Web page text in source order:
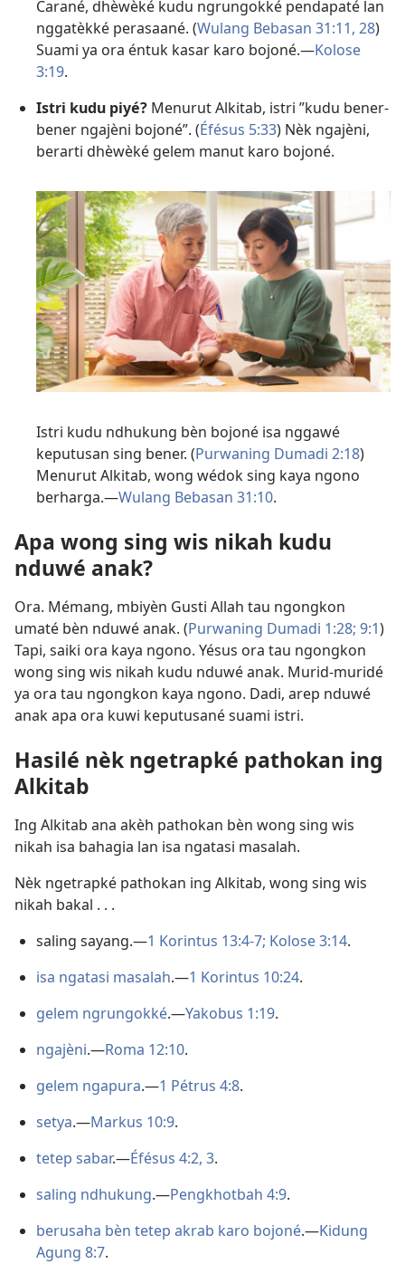
Carané, dhèwèké kudu ngrungokké pendapaté lan
nggatèkké perasaané. (Wulang Bebasan 31:11, 28)
Suami ya ora éntuk kasar karo bojoné.​—Kolose
3:19.
Istri kudu piyé? Menurut Alkitab, istri ”kudu bener-
bener ngajèni bojoné”. (Éfésus 5:33) Nèk ngajèni,
berarti dhèwèké gelem manut karo bojoné.
Istri kudu ndhukung bèn bojoné isa nggawé
keputusan sing bener. (Purwaning Dumadi 2:18)
Menurut Alkitab, wong wédok sing kaya ngono
berharga.​—Wulang Bebasan 31:10.
Apa wong sing wis nikah kudu
nduwé anak?
Ora. Mémang, mbiyèn Gusti Allah tau ngongkon
umaté bèn nduwé anak. (Purwaning Dumadi 1:28; 9:1)
Tapi, saiki ora kaya ngono. Yésus ora tau ngongkon
wong sing wis nikah kudu nduwé anak. Murid-muridé
ya ora tau ngongkon kaya ngono. Dadi, arep nduwé
anak apa ora kuwi keputusané suami istri.
Hasilé nèk ngetrapké pathokan ing
Alkitab
Ing Alkitab ana akèh pathokan bèn wong sing wis
nikah isa bahagia lan isa ngatasi masalah.
Nèk ngetrapké pathokan ing Alkitab, wong sing wis
nikah bakal . . .
saling sayang.​—1 Korintus 13:4-7; Kolose 3:14.
isa ngatasi masalah.​—1 Korintus 10:24.
gelem ngrungokké.​—Yakobus 1:19.
ngajèni.​—Roma 12:10.
gelem ngapura.​—1 Pétrus 4:8.
setya.​—Markus 10:9.
tetep sabar.—Éfésus 4:2, 3.
saling ndhukung.​—Pengkhotbah 4:9.
berusaha bèn tetep akrab karo bojoné.​—Kidung
Agung 8:7.